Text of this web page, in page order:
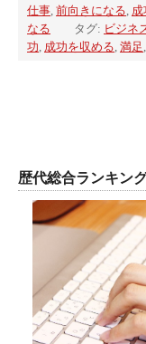
仕事, 前向きになる, 成
なる
タグ: ビジネ
功, 成功を収める, 満足 ,
歴代総合ランキン